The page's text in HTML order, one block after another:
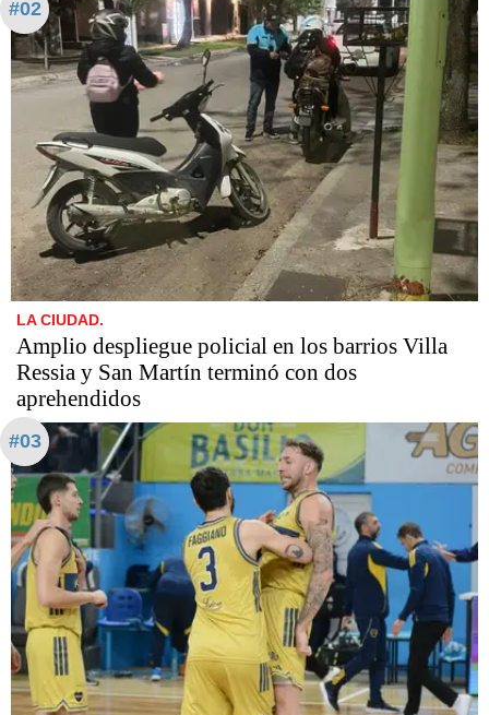
#02
LA CIUDAD.
Amplio despliegue policial en los barrios Villa
Ressia y San Martín terminó con dos
aprehendidos
#03